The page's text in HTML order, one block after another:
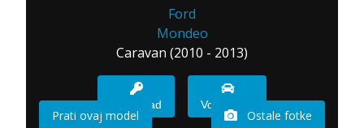
Ford
Mondeo
Caravan (2010 - 2013)
Imam sad Vozio sam
Prati ovaj model Ostale fotke